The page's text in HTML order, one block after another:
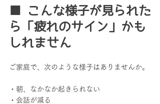
■ こんな様子が見られた
ら「疲れのサイン」かも
しれません
ご家庭で、次のような様子はありませんか。
・朝、なかなか起きられない
・会話が減る